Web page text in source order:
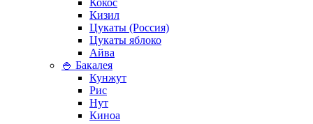
Кокос
Кизил
Цукаты (Россия)
Цукаты яблоко
Айва
🍚 Бакалея
Кунжут
Рис
Нут
Киноа